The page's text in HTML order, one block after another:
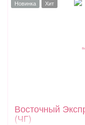
Новинка Хит
Восточный
(ЧГ)